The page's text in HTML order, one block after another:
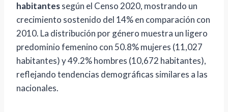
habitantessegún el Censo 2020, mostrando un
crecimiento sostenido del 14% en comparación con
2010. La distribución por género muestra un ligero
predominio femenino con 50.8% mujeres (11,027
habitantes) y 49.2% hombres (10,672 habitantes),
reflejando tendencias demográficas similares a las
nacionales.